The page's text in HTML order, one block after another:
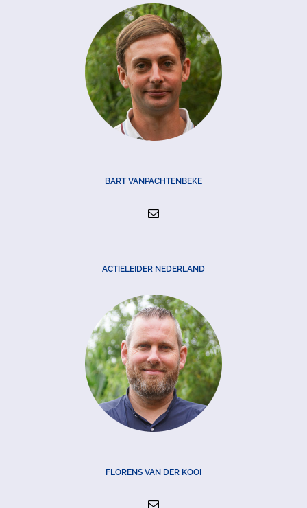
BART VANPACHTENBEKE
ACTIELEIDER NEDERLAND
FLORENS VAN DER KOOI